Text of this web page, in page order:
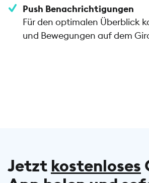
Push Benachrichtigungen
Für den optimalen Überblick
und Bewegungen auf dem
Jetzt kostenloses